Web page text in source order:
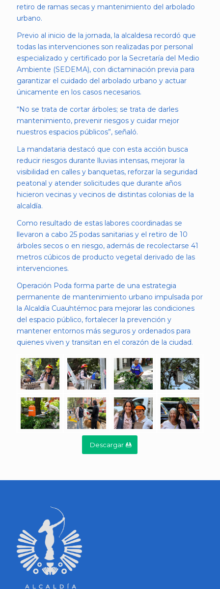
retiro de ramas secas y mantenimiento del arbolado
urbano.
Previo al inicio de la jornada, la alcaldesa recordó que
todas las intervenciones son realizadas por personal
especializado y certificado por la Secretaría del Medio
Ambiente (SEDEMA), con dictaminación previa para
garantizar el cuidado del arbolado urbano y actuar
únicamente en los casos necesarios.
“No se trata de cortar árboles; se trata de darles
mantenimiento, prevenir riesgos y cuidar mejor
nuestros espacios públicos”, señaló.
La mandataria destacó que con esta acción busca
reducir riesgos durante lluvias intensas, mejorar la
visibilidad en calles y banquetas, reforzar la seguridad
peatonal y atender solicitudes que durante años
hicieron vecinas y vecinos de distintas colonias de la
alcaldía.
Como resultado de estas labores coordinadas se
llevaron a cabo 25 podas sanitarias y el retiro de 10
árboles secos o en riesgo, además de recolectarse 41
metros cúbicos de producto vegetal derivado de las
intervenciones.
Operación Poda forma parte de una estrategia
permanente de mantenimiento urbano impulsada por
la Alcaldía Cuauhtémoc para mejorar las condiciones
del espacio público, fortalecer la prevención y
mantener entornos más seguros y ordenados para
quienes viven y transitan en el corazón de la ciudad.
Descargar